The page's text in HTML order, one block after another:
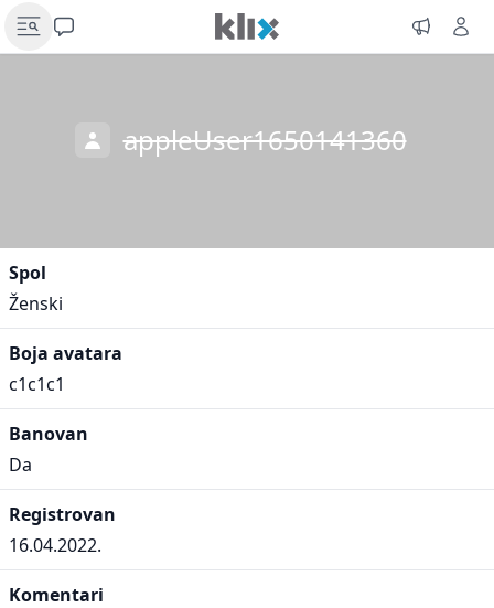
appleUser1650141360
Spol
Ženski
Boja avatara
c1c1c1
Banovan
Da
Registrovan
16.04.2022.
Komentari